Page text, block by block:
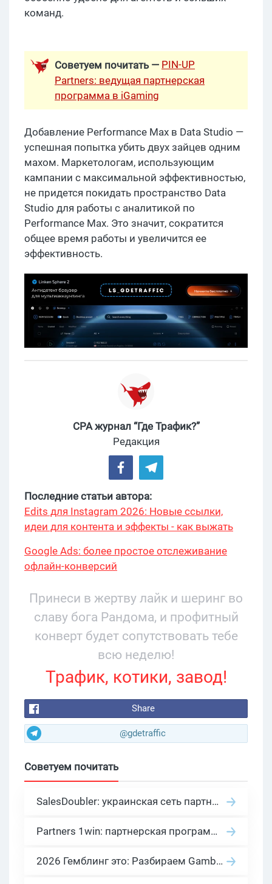
команд.
Советуем почитать — PIN-UP
Partners: ведущая партнерская
программа в iGaming
Добавление Performance Max в Data Studio —
успешная попытка убить двух зайцев одним
махом. Маркетологам, использующим
кампании с максимальной эффективностью,
не придется покидать пространство Data
Studio для работы с аналитикой по
Performance Max. Это значит, сократится
общее время работы и увеличится ее
эффективность.
CPA журнал “Где Трафик?”
Редакция
Последние статьи автора:
Edits для Instagram 2026: Новые ссылки,
идеи для контента и эффекты - как выжать
Google Ads: более простое отслеживание
офлайн-конверсий
Принеси в жертву лайк и шеринг во
славу бога Рандома, и профитный
конверт будет сопутствовать тебе
всю неделю!
Трафик, котики, завод!
Share
@gdetraffic
Советуем почитать
SalesDoubler: украинская сеть партнерских программ с оплатой за действие
Partners 1win: партнерская программа казино в нише гемблинг арбитраж
2026 Гемблинг это: Разбираем Gambling вертикаль, и все что связано с гемблинг и беттинг офферами